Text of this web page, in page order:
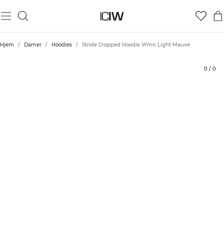
Hjem / Damer / Hoodies / Stride Cropped Hoodie Wmn Light Mauve
0 / 0